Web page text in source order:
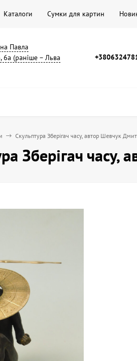
Каталоги Сумки для картин
Павла
6а (раніше – Льва
Скульптура Зберігач часу, автор Шевчук
Зберігач